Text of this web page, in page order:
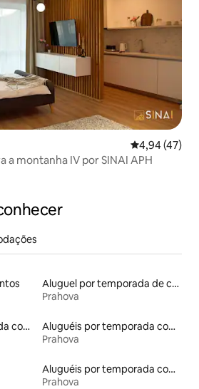
4,94 de uma
4,94 (47)
a montanha IV por SINAI APH
Aluguel por temporada de casas de hóspedes
Prahova
Aluguéis por temporada com café da manhã
Aluguéis por temporada com acesso ao lago
Prahova
Aluguéis por temporada com sauna
Prahova